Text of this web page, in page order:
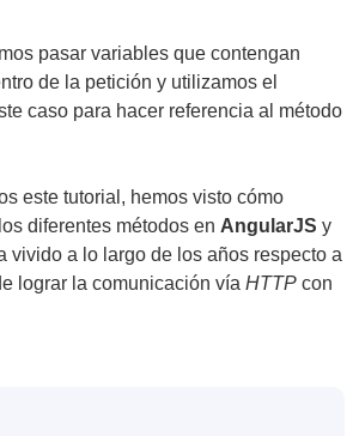
pasar variables que contengan
de la petición y utilizamos el
caso para hacer referencia al método
este tutorial, hemos visto cómo
diferentes métodos en AngularJS y
vivido a lo largo de los años respecto a
lograr la comunicación vía HTTP con